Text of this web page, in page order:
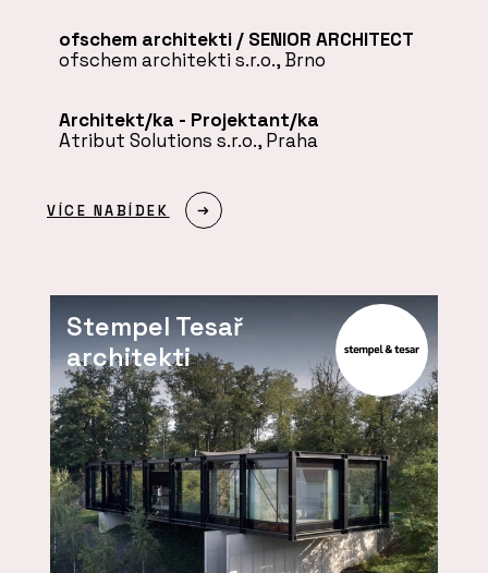
ofschem architekti / SENIOR ARCHITECT
ofschem architekti s.r.o., Brno
Architekt/ka - Projektant/ka
Atribut Solutions s.r.o., Praha
VÍCE NABÍDEK
Stempel Tesař
architekti